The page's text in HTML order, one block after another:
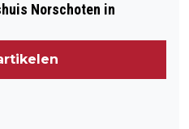
Norschoten in